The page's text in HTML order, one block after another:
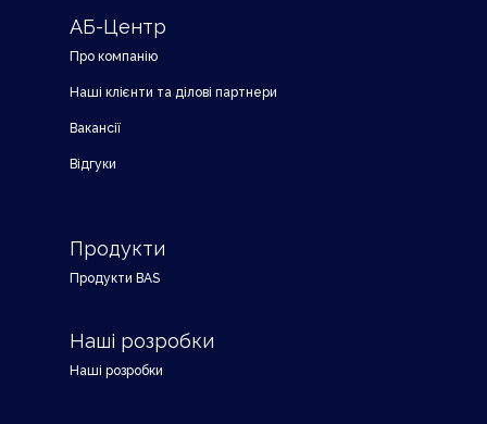
АБ-Центр
Про компанію
Наші клієнти та ділові партнери
Вакансії
Відгуки
Продукти
Продукти BAS
Наші розробки
Наші розробки